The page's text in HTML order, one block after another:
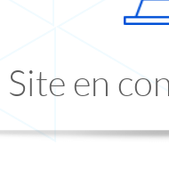
Site en